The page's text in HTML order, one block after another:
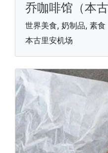
乔咖啡馆（本
世界美食, 奶制品, 素食
本古里安机场